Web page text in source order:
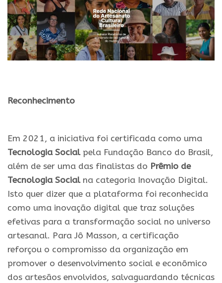
Reconhecimento
Em 2021, a iniciativa foi certificada como uma
Tecnologia Socialpela Fundação Banco do Brasil,
além de ser uma das finalistas do Prêmio de
Tecnologia Socialna categoria Inovação Digital.
Isto quer dizer que a plataforma foi reconhecida
como uma inovação digital que traz soluções
efetivas para a transformação social no universo
artesanal. Para Jô Masson, a certificação
reforçou o compromisso da organização em
promover o desenvolvimento social e econômico
dos artesãos envolvidos, salvaguardando técnicas